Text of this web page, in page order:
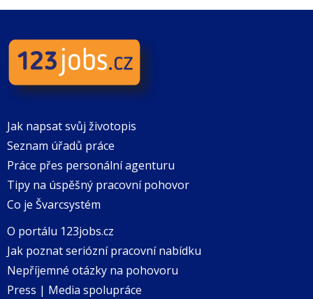
Jak napsat svůj životopis
Seznam úřadů práce
Práce přes personální agenturu
Tipy na úspěšný pracovní pohovor
Co je Švarcsystém
O portálu 123jobs.cz
Jak poznat seriózní pracovní nabídku
Nepříjemné otázky na pohovoru
Press | Media spolupráce